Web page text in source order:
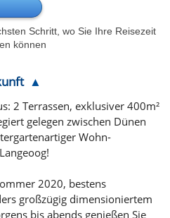
Schritt, wo Sie Ihre Reisezeit
können
2 Terrassen, exklusiver 400m²
gelegen zwischen Dünen
Wohn-
2020, bestens
großzügig dimensioniertem
bis abends genießen Sie